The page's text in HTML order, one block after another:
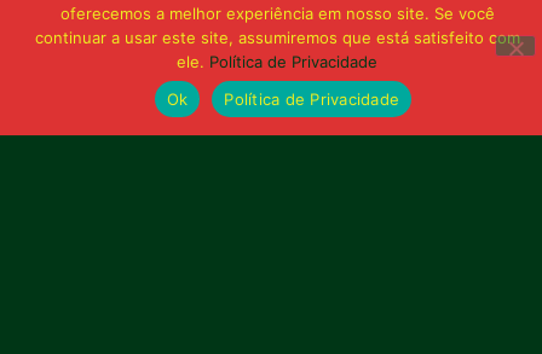
oferecemos a melhor experiência em nosso site. Se você
continuar a usar este site, assumiremos que está satisfeito com
ele. Política de Privacidade
Ok
Política de Privacidade